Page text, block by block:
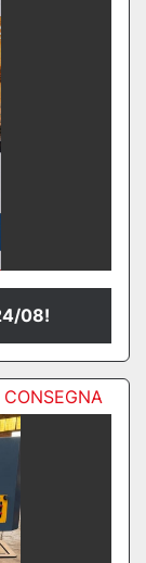
08!
CONSEGNA